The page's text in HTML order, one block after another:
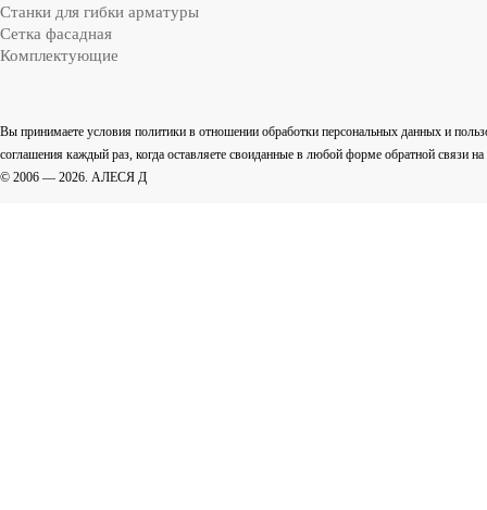
Cтанки для гибки арматуры
Сетка фасадная
Комплектующие
Вы принимаете условия политики в отношении обработки персональных данных и
соглашения каждый раз, когда оставляете своиданные в любой форме обратной связи
© 2006 — 2026. АЛЕСЯ Д